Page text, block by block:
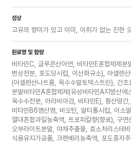
성상
고유의 향미가 있고 이미, 이취가 없는 진한
원료명 및 함량
비타민C, 글루콘산아연, 비타민E혼합제제분
변성전분, 포도당시럽, 이산화규소), 아셀렌산
(아셀렌산나트륨, 옥수수말토덱스트린), 건조
분말비타민A혼합제제(유성비타민A지방산에
옥수수전분, 아라비아검, 비타민E), 황산망간
비타민B6염산염, 비오틴, 말티톨시럽, 이소
열대혼합과일농축액, 트로피칼향(향료), 구연
오부라이트분말, 야채추출물, 효소처리스테
식용유지가공품, 크랜베리농축액, 포도종자